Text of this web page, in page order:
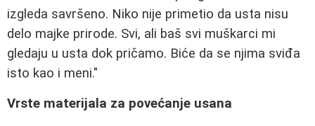
izgleda savršeno. Niko nije primetio da usta nisu
delo majke prirode. Svi, ali baš svi muškarci mi
gledaju u usta dok pričamo. Biće da se njima sviđa
isto kao i meni."
Vrste materijala za povećanje usana